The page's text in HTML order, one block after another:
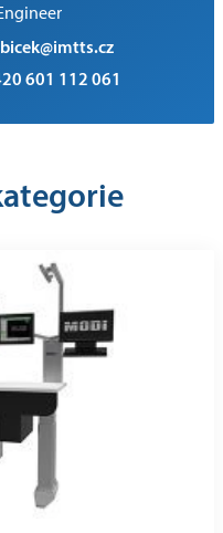
601 112 061